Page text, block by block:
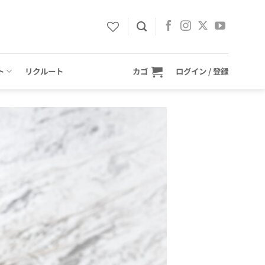
リクルート カゴ ログイン / 登録